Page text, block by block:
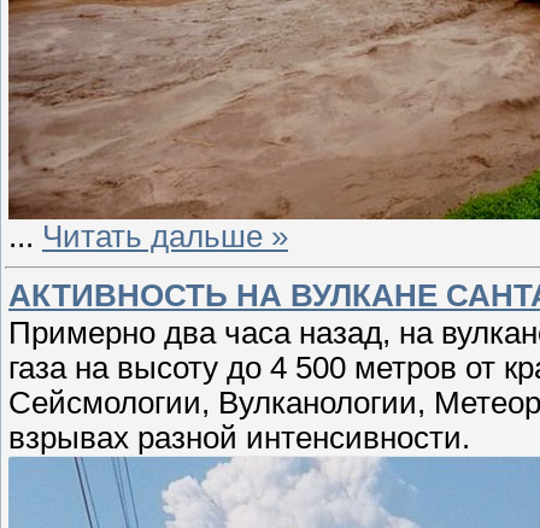
... Читать дальше »
АКТИВНОСТЬ НА ВУЛКАНЕ
Примерно два часа назад, на
газа на высоту до 4 500 метров от
Сейсмологии, Вулканологии,
взрывах разной интенсивности.